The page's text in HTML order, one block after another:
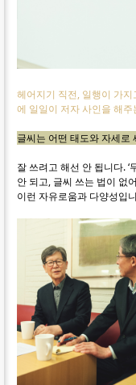
헤어지기 직전, 일행이 가
에 일일이 저자 사인을 해
글씨는 어떤 태도와 자세로
잘 쓰려고 해선 안 됩니다.
안 되고, 글씨 쓰는 법이 없
이런 자유로움과 다양성입